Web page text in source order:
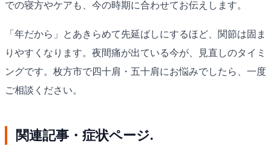
での寝方やケアも、今の時期に合わせてお伝えします。
「年だから」とあきらめて先延ばしにするほど、関節は固ま
りやすくなります。夜間痛が出ている今が、見直しのタイミ
ングです。枚方市で四十肩・五十肩にお悩みでしたら、一度
ご相談ください。
関連記事・症状ページ.